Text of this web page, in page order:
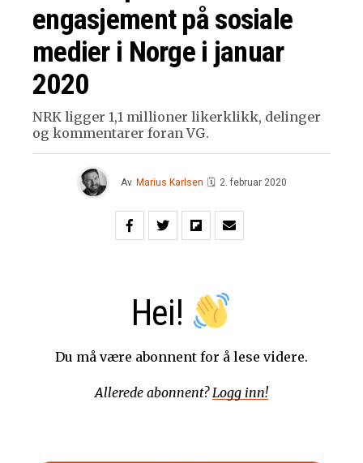
engasjement på sosiale
medier i Norge i januar
2020
NRK ligger 1,1 millioner likerklikk, delinger
og kommentarer foran VG.
Av Marius Karlsen 🗓 2. februar 2020
Hei!
Du må være abonnent for å lese videre.
Allerede abonnent? Logg inn!